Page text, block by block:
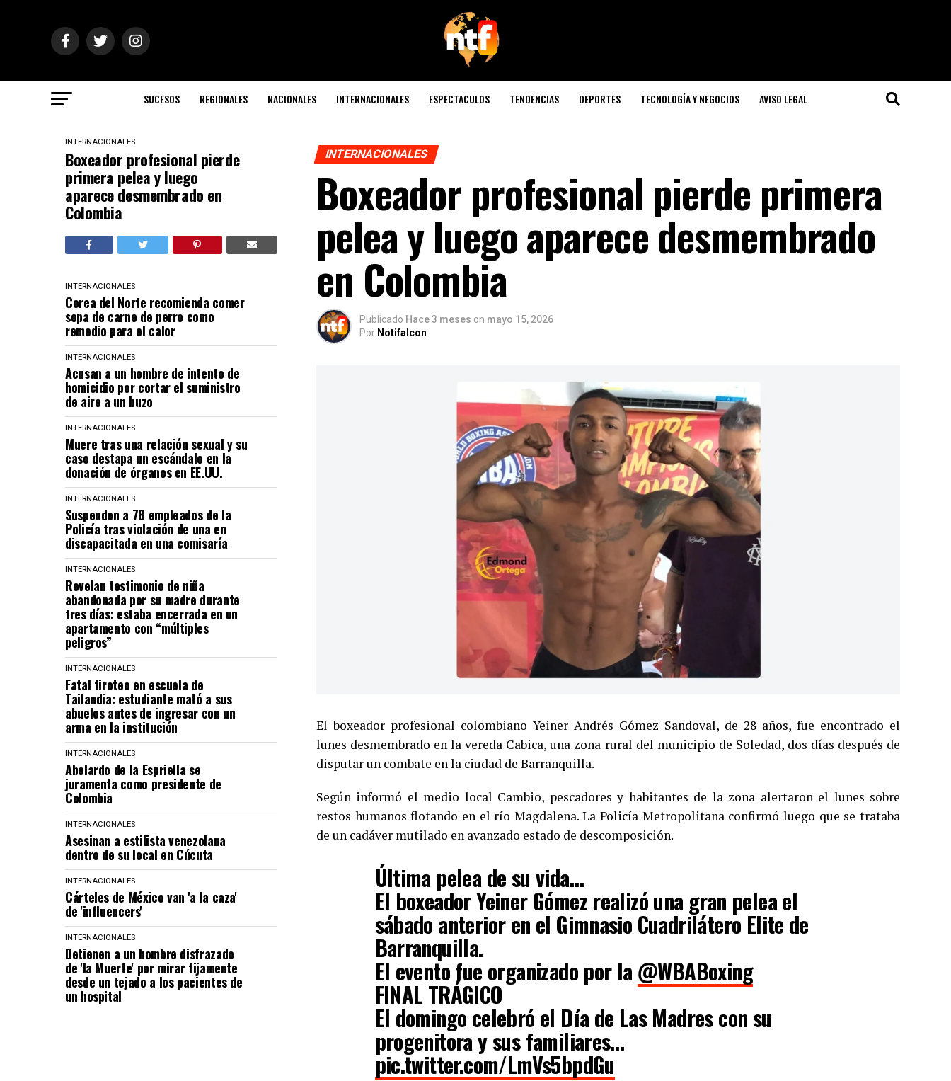
SUCESOS REGIONALES NACIONALES INTERNACIONALES ESPECTACULOS TENDENCIAS DEPORTES TECNOLOGÍA Y NEGOCIOS AVISO LEGAL
INTERNACIONALES
Boxeador profesional pierde
primera pelea y luego
aparece desmembrado en
Colombia
INTERNACIONALES
Corea del Norte recomienda comer
sopa de carne de perro como
remedio para el calor
INTERNACIONALES
Acusan a un hombre de intento de
homicidio por cortar el suministro
de aire a un buzo
INTERNACIONALES
Muere tras una relación sexual y su
caso destapa un escándalo en la
donación de órganos en EE.UU.
INTERNACIONALES
Suspenden a 78 empleados de la
Policía tras violación de una en
discapacitada en una comisaría
INTERNACIONALES
Revelan testimonio de niña
abandonada por su madre durante
tres días: estaba encerrada en un
apartamento con “múltiples
peligros”
INTERNACIONALES
Fatal tiroteo en escuela de
Tailandia: estudiante mató a sus
abuelos antes de ingresar con un
arma en la institución
INTERNACIONALES
Abelardo de la Espriella se
juramenta como presidente de
Colombia
INTERNACIONALES
Asesinan a estilista venezolana
dentro de su local en Cúcuta
INTERNACIONALES
Cárteles de México van 'a la caza'
de 'influencers'
INTERNACIONALES
Detienen a un hombre disfrazado
de 'la Muerte' por mirar fijamente
desde un tejado a los pacientes de
un hospital
INTERNACIONALES
Boxeador profesional pierde primera
pelea y luego aparece desmembrado
en Colombia
Publicado Hace 3 meses on mayo 15, 2026
Por Notifalcon
El boxeador profesional colombiano Yeiner Andrés Gómez Sandoval, de 28 años, fue encontrado el
lunes desmembrado en la vereda Cabica, una zona rural del municipio de Soledad, dos días después de
disputar un combate en la ciudad de Barranquilla.
Según informó el medio local Cambio, pescadores y habitantes de la zona alertaron el lunes sobre
restos humanos flotando en el río Magdalena. La Policía Metropolitana confirmó luego que se trataba
de un cadáver mutilado en avanzado estado de descomposición.
Última pelea de su vida…
El boxeador Yeiner Gómez realizó una gran pelea el
sábado anterior en el Gimnasio Cuadrilátero Elite de
Barranquilla.
El evento fue organizado por la @WBABoxing
FINAL TRÁGICO
El domingo celebró el Día de Las Madres con su
progenitora y sus familiares…
pic.twitter.com/LmVs5bpdGu